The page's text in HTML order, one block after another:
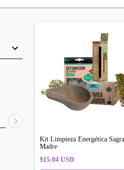
Kit Limpieza Energética
Madre
$15.04 USD